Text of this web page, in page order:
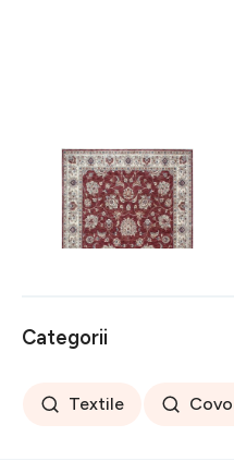
Covor rezistent Eko, ALT
05 - Red, Ivory, 100%
poliester, 80 x 150 cm
256 lei
Categorii
Textile